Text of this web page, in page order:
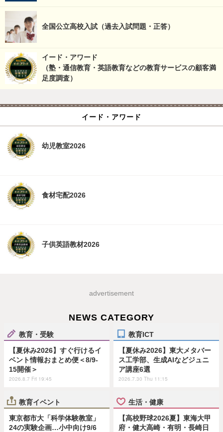
全国公立高校入試（過去入試問題・正答）
イード・アワード
（塾・通信教育・英語教育などの教育サービスの顧客満
足度調査）
イード・アワード
幼児教室2026
食材宅配2026
子供英語教材2026
advertisement
NEWS CATEGORY
教育・受験
【夏休み2026】すぐ行けるイ
ベント情報おまとめ便＜8/9-
15開催＞
2026.8.7 Fri 19:45
教育ICT
【夏休み2026】東大メタバー
ス工学部、生成AIなどジュニ
ア講座6選
2026.7.30 Thu 11:15
教育イベント
東京都市大「科学体験教室」
24の実験企画…小中向け9/6
生活・健康
【高校野球2026夏】東海大甲
府・健大高崎・有明・長崎日